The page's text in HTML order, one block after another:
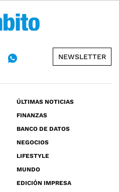
NEWSLETTER
ÚLTIMAS NOTICIAS
FINANZAS
BANCO DE DATOS
NEGOCIOS
LIFESTYLE
MUNDO
EDICIÓN IMPRESA